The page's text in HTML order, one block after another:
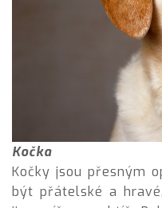
Kočka
Kočky jsou přesným
být přátelské a